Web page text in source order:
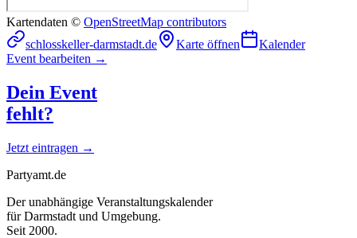
Kartendaten © OpenStreetMap contributors
schlosskeller-darmstadt.de
Karte öffnen
Kalender
Event bearbeiten →
Dein Event
fehlt?
Jetzt eintragen →
Partyamt.de
Der unabhängige Veranstaltungskalender
für Darmstadt und Umgebung.
Seit 2000.